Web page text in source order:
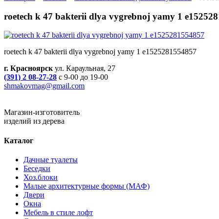
roetech k 47 bakterii dlya vygrebnoj yamy 1
roetech k 47 bakterii dlya vygrebnoj yamy 1 e1525281554857
г. Красноярскул. Караульная, 27
(391) 2 08-27-28 с 9-00 до 19-00
shmakovmag@gmail.com
Магазин-изготовитель
изделий из дерева
Каталог
Дачные туалеты
Беседки
Хоз.блоки
Малые архитектурные формы (МАФ)
Двери
Окна
Мебель в стиле лофт